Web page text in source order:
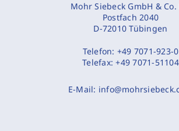
Mohr Siebeck GmbH & Co.
Postfach 2040
D-72010 Tübingen
Telefon: +49 7071-923-0
Telefax:+49 7071-51104
E-Mail: